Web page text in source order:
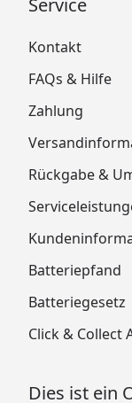
Service
Kontakt
FAQs & Hilfe
Zahlung
Rückgabe &
Batteriepfand
Batteriegesetz
Click & Collect
Dies ist ein